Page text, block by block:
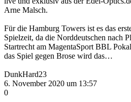
Arne Malsch.
Für die Hamburg Towers ist es das
Spielzeit, da die Norddeutschen nach
Startrecht am MagentaSport BBL
das Spiel gegen Brose wird das…
DunkHard23
6. November 2020 um 13:57
0